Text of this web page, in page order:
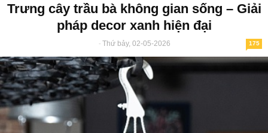
Trưng cây trầu bà không gian sống – Giải
pháp decor xanh hiện đại
- Thứ bảy, 02-05-2026 175